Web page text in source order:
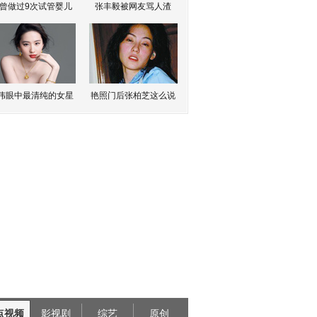
做过9次试管婴儿 张丰毅被网友骂人渣
眼中最清纯的女星 艳照门后张柏芝这么说
视频 影视剧 综艺 原创